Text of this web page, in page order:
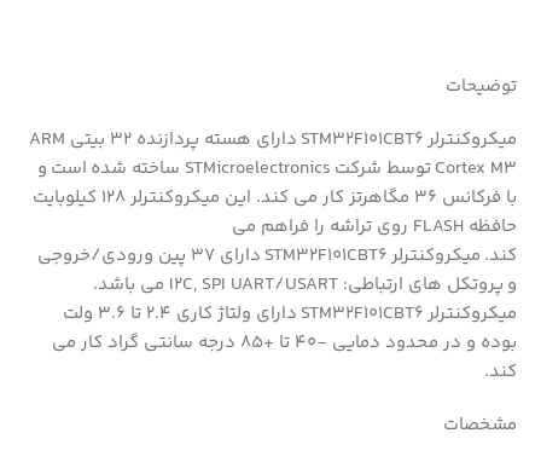
توضیحات
میکروکنترلر STM32F101CBT6 دارای هسته پردازنده 32 بیتی ARM
Cortex M3 توسط شرکت STMicroelectronics ساخته شده است و
با فرکانس 36 مگاهرتز کار می کند. این میکروکنترلر 128 کیلوبایت
حافظه FLASH روی تراشه را فراهم می
کند. میکروکنترلر STM32F101CBT6 دارای 37 پین ورودی/خروجی
و پروتکل های ارتباطی: I2C, SPI UART/USART می باشد.
میکروکنترلر STM32F101CBT6 دارای ولتاژ کاری 2.4 تا 3.6 ولت
بوده و در محدود دمایی -40 تا +85 درجه سانتی گراد کار می
کند.
مشخصات